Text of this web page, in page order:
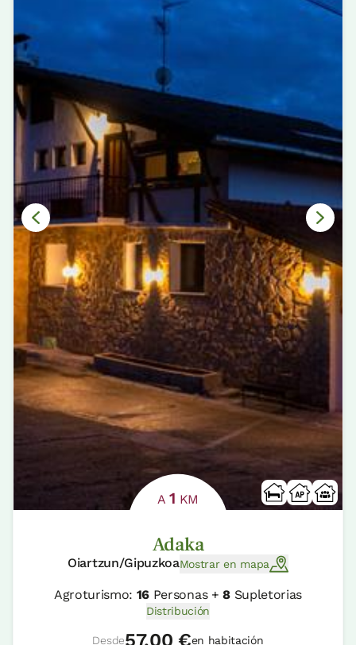
A1 KM
Adaka
Oiartzun/GipuzkoaMostrar en mapa
Agroturismo: 16 Personas +8Supletorias
Distribución
Desde57,00 €en habitación